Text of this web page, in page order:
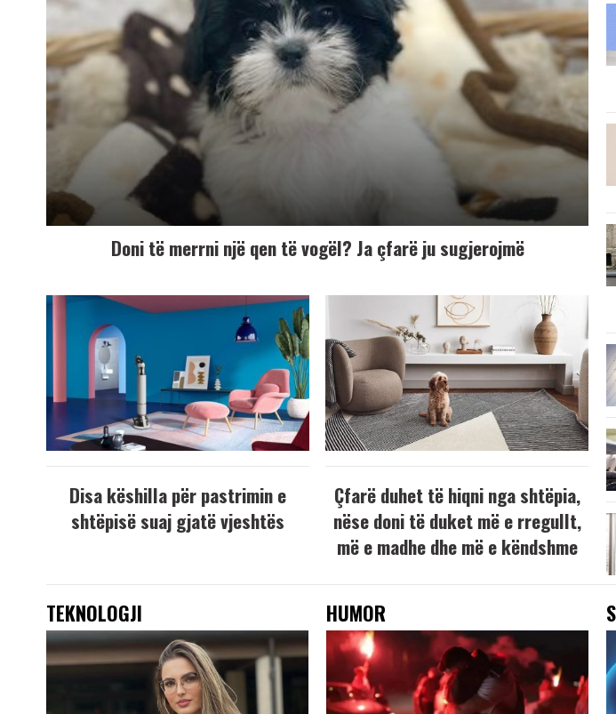
Doni të merrni një qen të vogël? Ja çfarë ju sugjerojmë
Disa këshilla për pastrimin e
shtëpisë suaj gjatë vjeshtës
Çfarë duhet të hiqni nga shtëpia,
nëse doni të duket më e rregullt,
më e madhe dhe më e këndshme
TEKNOLOGJI HUMOR